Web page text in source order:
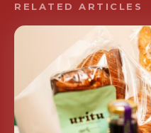
RELATED ARTICLES